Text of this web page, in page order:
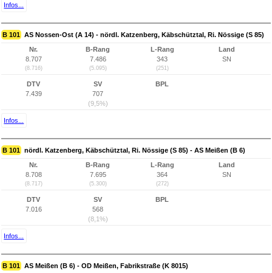
Infos...
B 101 AS Nossen-Ost (A 14) - nördl. Katzenberg, Käbschütztal, Ri. Nössige (S 85)
Nr.
8.707
(8.716)
B-Rang
7.486
(5.095)
L-Rang
343
(251)
Land
SN
DTV
7.439
SV
707
(9,5%)
BPL
Infos...
B 101 nördl. Katzenberg, Käbschütztal, Ri. Nössige (S 85) - AS Meißen (B 6)
Nr.
8.708
(8.717)
B-Rang
7.695
(5.300)
L-Rang
364
(272)
Land
SN
DTV
7.016
SV
568
(8,1%)
BPL
Infos...
B 101 AS Meißen (B 6) - OD Meißen, Fabrikstraße (K 8015)